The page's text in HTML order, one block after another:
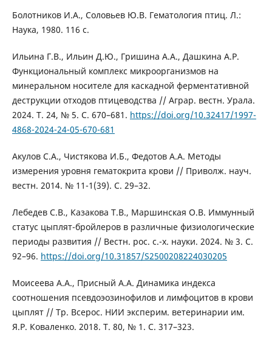
Болотников И.А., Соловьев Ю.В. Гематология птиц. Л.:
Наука, 1980. 116 с.
Ильина Г.В., Ильин Д.Ю., Гришина А.А., Дашкина А.Р.
Функциональный комплекс микроорганизмов на
минеральном носителе для каскадной ферментативной
деструкции отходов птицеводства // Аграр. вестн. Урала.
2024. Т. 24, № 5. С. 670–681. https://doi.org/10.32417/1997-
4868-2024-24-05-670-681
Акулов С.А., Чистякова И.Б., Федотов А.А. Методы
измерения уровня гематокрита крови // Приволж. науч.
вестн. 2014. № 11-1(39). С. 29–32.
Лебедев С.В., Казакова Т.В., Маршинская О.В. Иммунный
статус цыплят-бройлеров в различные физиологические
периоды развития // Вестн. рос. с.-х. науки. 2024. № 3. С.
92–96. https://doi.org/10.31857/S2500208224030205
Моисеева А.А., Присный А.А. Динамика индекса
соотношения псевдоэозинофилов и лимфоцитов в крови
цыплят // Тр. Всерос. НИИ эксперим. ветеринарии им.
Я.Р. Коваленко. 2018. Т. 80, № 1. С. 317–323.